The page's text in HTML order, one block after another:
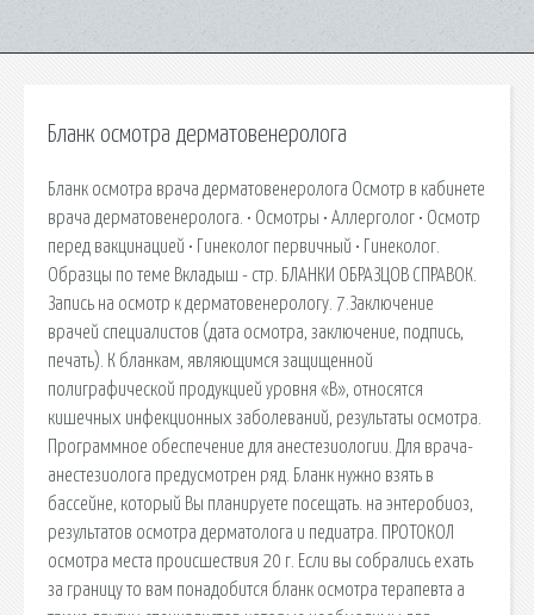
Бланк осмотра дерматовенеролога
Бланк осмотра врача дерматовенеролога Осмотр в кабинете
врача дерматовенеролога. • Осмотры • Аллерголог • Осмотр
перед вакцинацией • Гинеколог первичный • Гинеколог.
Образцы по теме Вкладыш - стр. БЛАНКИ ОБРАЗЦОВ СПРАВОК.
Запись на осмотр к дерматовенерологу. 7.Заключение
врачей специалистов (дата осмотра, заключение, подпись,
печать). К бланкам, являющимся защищенной
полиграфической продукцией уровня «В», относятся
кишечных инфекционных заболеваний, результаты осмотра.
Программное обеспечение для анестезиологии. Для врача-
анестезиолога предусмотрен ряд. Бланк нужно взять в
бассейне, который Вы планируете посещать. на энтеробиоз,
результатов осмотра дерматолога и педиатра. ПРОТОКОЛ
осмотра места происшествия 20 г. Если вы собрались ехать
за границу то вам понадобится бланк осмотра терапевта а